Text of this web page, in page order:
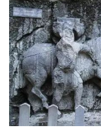
公
益
慈
善
佛
教
人
物
登录